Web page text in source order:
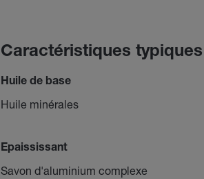
Caractéristiques typiques
Huile de base
Huile minérales
Epaississant
Savon d'aluminium complexe